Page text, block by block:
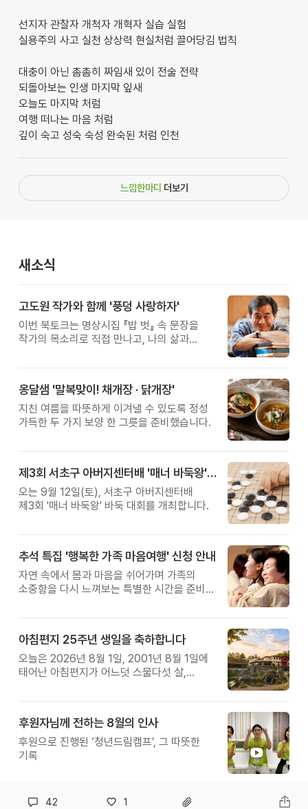
선지자 관찰자 개척자 개혁자 실습 실험
실용주의 사고 실천 상상력 현실처럼 끌어당김 법칙
대충이 아닌 촘촘히 짜임새 있이 전술 전략
되돌아보는 인생 마지막 잎새
오늘도 마지막 처럼
여행 떠나는 마음 처럼
깊이 숙고 성숙 숙성 완숙된 처럼 인천
느낌한마디 더보기
새소식
고도원 작가와 함께 '풍덩 사랑하자'
이번 북토크는 명상시집 『밥 벗』 속 문장을
작가의 목소리로 직접 만나고, 나의 삶과
옹달샘 '말복맞이! 채개장 · 닭개장'
지친 여름을 따뜻하게 이겨낼 수 있도록 정성
가득한 두 가지 보양 한 그릇을 준비했습니다.
제3회 서초구 아버지센터배 '매너 바둑왕' 대회
오는 9월 12일(토), 서초구 아버지센터배
제3회 '매너 바둑왕' 바둑 대회를 개최합니다.
추석 특집 '행복한 가족 마음여행' 신청 안내
자연 속에서 몸과 마음을 쉬어가며 가족의
소중함을 다시 느껴보는 특별한 시간을 준비해
아침편지 25주년 생일을 축하합니다
오늘은 2026년 8월 1일, 2001년 8월 1일에
태어난 아침편지가 어느덧 스물다섯 살,
후원자님께 전하는 8월의 인사
후원으로 진행된 ‘청년드림캠프’, 그 따뜻한
기록
42 1